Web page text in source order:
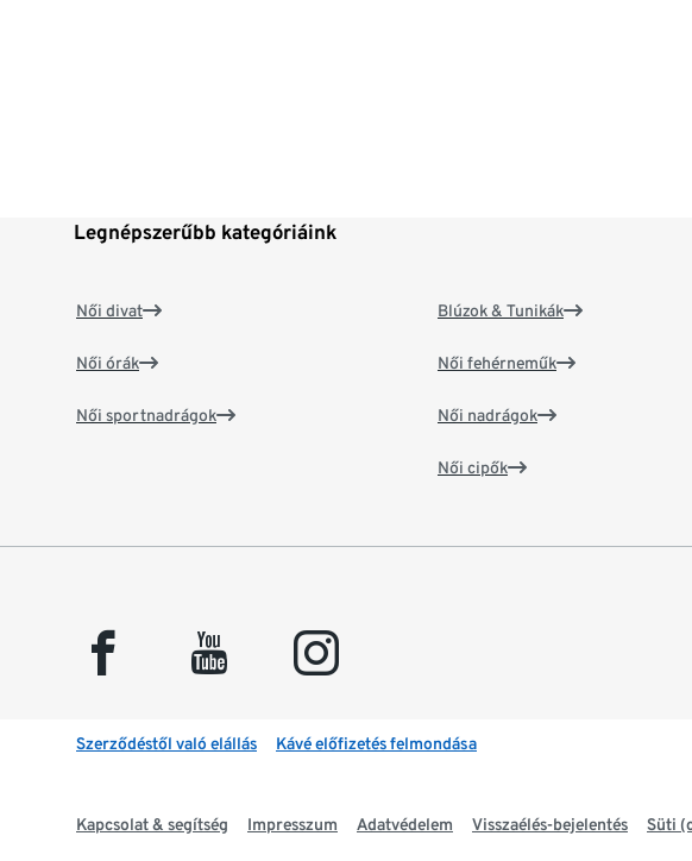
Legnépszerűbb kategóriáink
Női divat
Női órák
Női sportnadrágok
Blúzok & Tunikák
Női fehérneműk
Női nadrágok
Női cipők
facebook youtube instagram
Szerződéstől való elállás Kávé előfizetés felmondása
Kapcsolat & segítség Impresszum Adatvédelem Visszaélés-bejelentés Süti